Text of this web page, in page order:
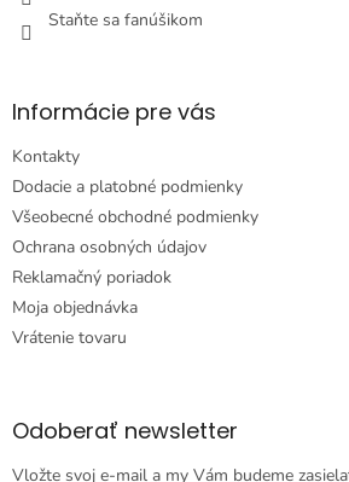
Staňte sa fanúšikom
Informácie pre vás
Kontakty
Dodacie a platobné podmienky
Všeobecné obchodné podmienky
Ochrana osobných údajov
Reklamačný poriadok
Moja objednávka
Vrátenie tovaru
Odoberať newsletter
Vložte svoj e-mail a my Vám budeme